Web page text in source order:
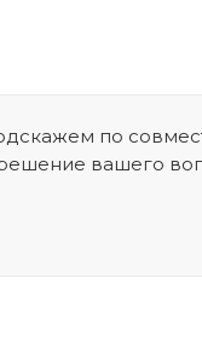
по
вашего